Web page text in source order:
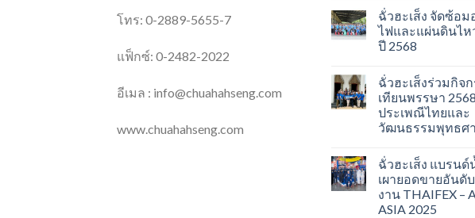
โทร: 0-2889-5655-7
แฟ็กซ์: 0-2482-2022
อีเมล : info@chuahahseng.com
www.chuahahseng.com
ฉั่วฮะเส็ง จัดซ้อ
ไฟและแผ่นดินไห
ปี 2568
ฉั่วฮะเส็งร่วมกิจ
เทียนพรรษา
ประเพณีไทยและ
วัฒนธรรมพุทธศ
ฉั่วฮะเส็ง แบรนด์
เผายอดขายอันดั
งาน THAIFEX –
ASIA 2025